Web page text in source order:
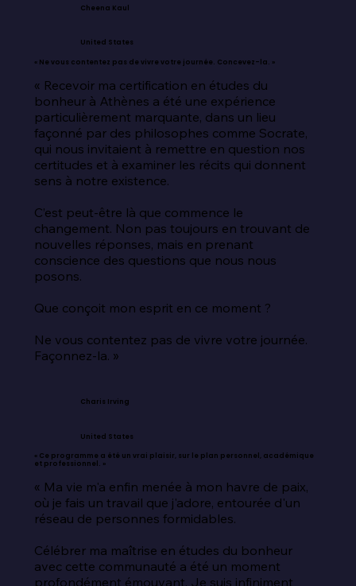
Cheena Kaul
United States
« Ne vous contentez pas de vivre votre journée. Concevez-la. »
« Recevoir ma certification en études du
bonheur à Athènes a été une expérience
particulièrement marquante, dans un lieu
façonné par des philosophes comme Socrate,
qui nous invitaient à remettre en question nos
certitudes et à examiner les récits qui donnent
sens à notre existence.
C’est peut-être là que commence le
changement. Non pas toujours en trouvant de
nouvelles réponses, mais en prenant
conscience des questions que nous nous
posons.
Que conçoit mon esprit en ce moment ?
Ne vous contentez pas de vivre votre journée.
Façonnez-la. »
Charis Irving
United States
« Ce programme a été un vrai plaisir, sur le plan personnel, académique
et professionnel. »
« Ma vie m'a enfin menée à mon havre de paix,
où je fais un travail que j'adore, entourée d'un
réseau de personnes formidables.
Célébrer ma maîtrise en études du bonheur
avec cette communauté a été un moment
profondément émouvant. Je suis infiniment